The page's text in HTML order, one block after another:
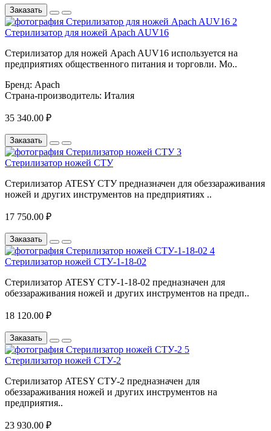
Заказать
Стерилизатор для ножей Apach AUV16
Стерилизатор для ножей Apach AUV16 используется на
предприятиях общественного питания и торговли. Мо..
Бренд: Apach
Страна-производитель: Италия
35 340.00 ₽
Заказать
Стерилизатор ножей СТУ
Стерилизатор ATESY СТУ предназначен для обеззараживания
ножей и других инструментов на предприятиях ..
17 750.00 ₽
Заказать
Стерилизатор ножей СТУ-1-18-02
Стерилизатор ATESY СТУ-1-18-02 предназначен для
обеззараживания ножей и других инструментов на предп..
18 120.00 ₽
Заказать
Стерилизатор ножей СТУ-2
Стерилизатор ATESY СТУ-2 предназначен для
обеззараживания ножей и других инструментов на
предприятия..
23 930.00 ₽